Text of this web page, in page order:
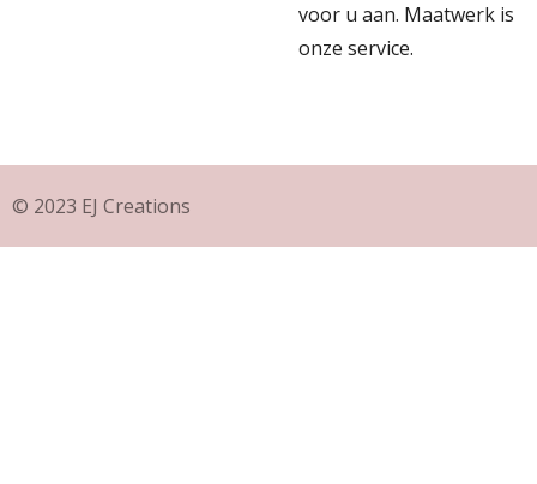
voor u aan. Maatwerk is
onze service.
© 2023 EJ Creations